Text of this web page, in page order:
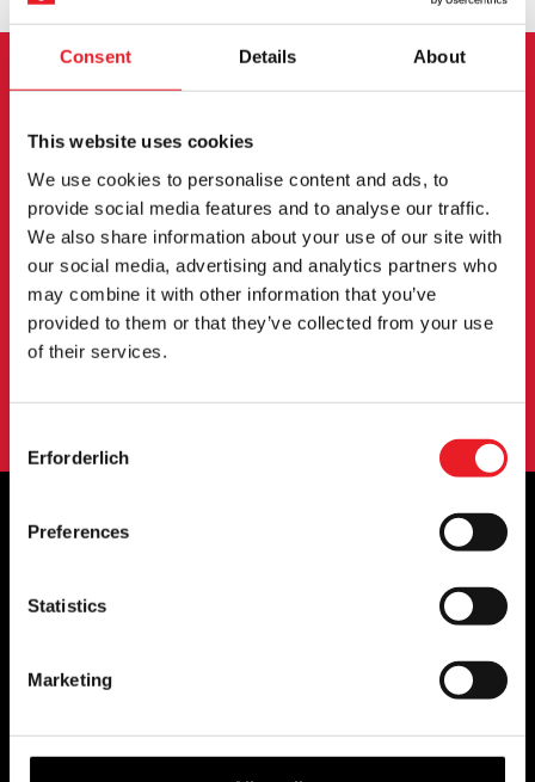
Consent Details About
This website uses cookies
We use cookies to personalise content and ads, to
provide social media features and to analyse our traffic.
We also share information about your use of our site with
our social media, advertising and analytics partners who
may combine it with other information that you’ve
provided to them or that they’ve collected from your use
of their services.
Selection
Erforderlich
Preferences
Statistics
Marketing
NEWSLETTER
Melden Sie sich an, um über neue Produkte,
Veranstaltungen und mehr informiert zu werden.
ANMELDUNG
unseremDatenschutzbestimmungen.